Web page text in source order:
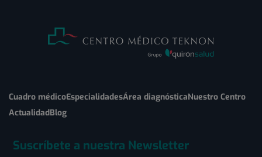
Cuadro médicoEspecialidadesÁrea diagnósticaNuestro Centro
ActualidadBlog
Suscríbete a nuestra Newsletter